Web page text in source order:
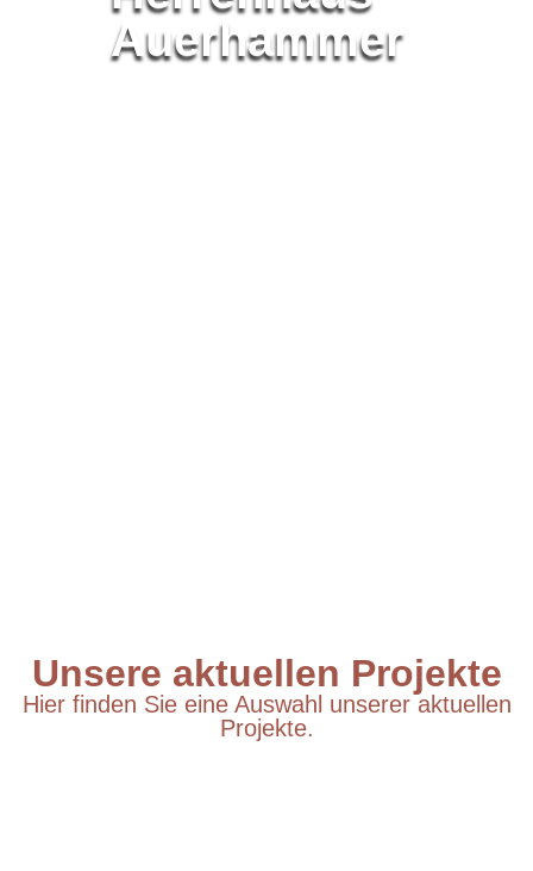
Auerhammer
Unsere aktuellen Projekte
Hier finden Sie eine Auswahl unserer aktuellen
Projekte.